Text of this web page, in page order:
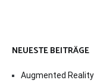
NEUESTE BEITRÄGE
Augmented